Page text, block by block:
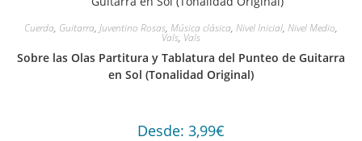
Cuerda, Guitarra, Juventino Rosas, Música clásica, Nivel Inicial, Nivel Medio,
Vals, Vals
Sobre las Olas Partitura y Tablatura del Punteo de Guitarra
en Sol (Tonalidad Original)
Desde: 3,99€